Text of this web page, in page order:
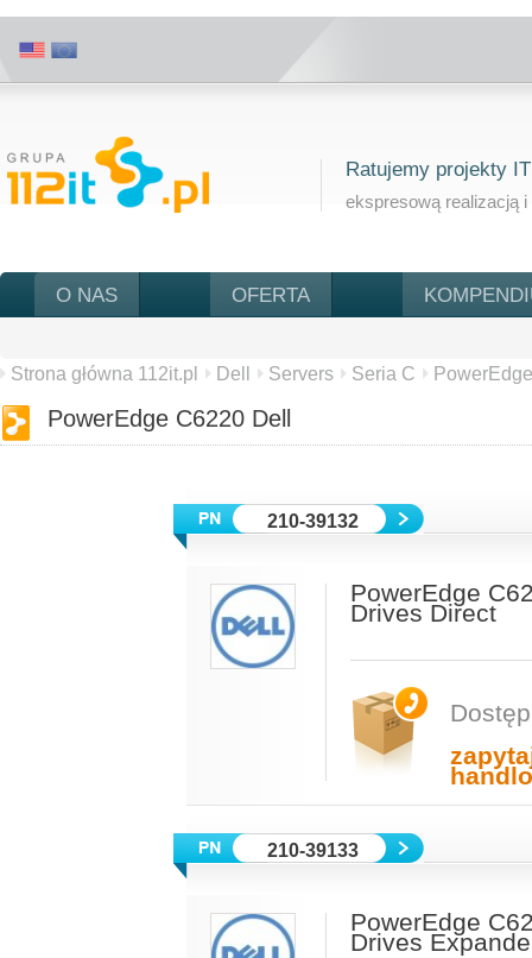
Ratujemy projekty IT
ekspresową realizacją i
O NAS OFERTA
Strona główna 112it.pl Dell Servers Seria C
PowerEdge C6220 Dell
210-39132
PowerEdge
Drives Direct
210-39133
PowerEdge
Drives